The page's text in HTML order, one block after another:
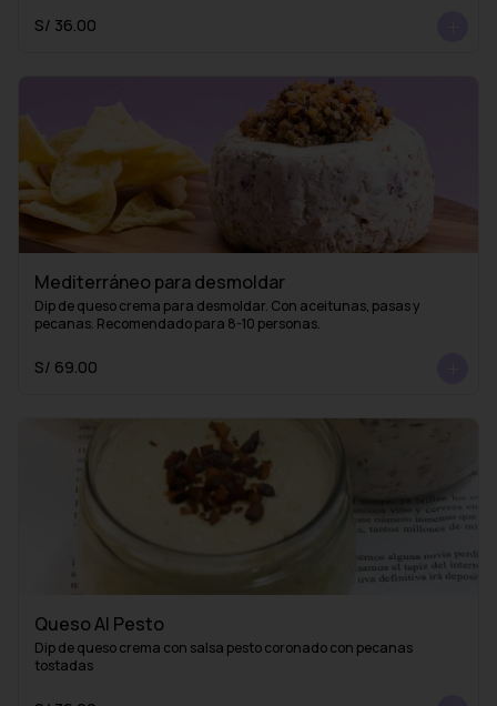
S/ 36.00
Mediterráneo para desmoldar
Dip de queso crema para desmoldar. Con aceitunas, pasas y
pecanas. Recomendado para 8-10 personas.
S/ 69.00
Queso Al Pesto
Dip de queso crema con salsa pesto coronado con pecanas
tostadas